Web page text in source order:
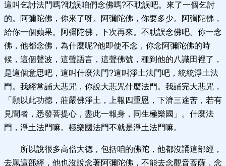
這叫乞討法門嗎?耽誤咱們念佛嗎?不耽誤吧。來了一個乞討
的。阿彌陀佛，你來了呀。阿彌陀佛，你要多少。阿彌陀佛，
給你一個蘋果。阿彌陀佛，下次再來。不耽誤念佛吧。你一念
佛，他都念佛，為什麼呢?他即使不念，你念阿彌陀佛的時
候，這個聲波，這聲語言，這聲佛號，種到他的八識田裡了，
是這個意思吧，這叫什麼法門?這叫淨土法門吧，統統淨土法
門。我經常誦大悲咒，你說大悲咒什麼法門。我誦完大悲咒，
「願以此功德，莊嚴佛淨土，上報四重恩，下濟三途苦，若有
見聞者，悉發菩提心，盡此一報身，同生極樂國」。什麼法
門，淨土法門嘛。極樂國法門不就是淨土法門嘛。
所以說很多高僧大德，包括咱的佛陀，他都沒誦這部經，
去罵這部經，他也沒說念著阿彌陀佛，不能去念觀音菩薩，念